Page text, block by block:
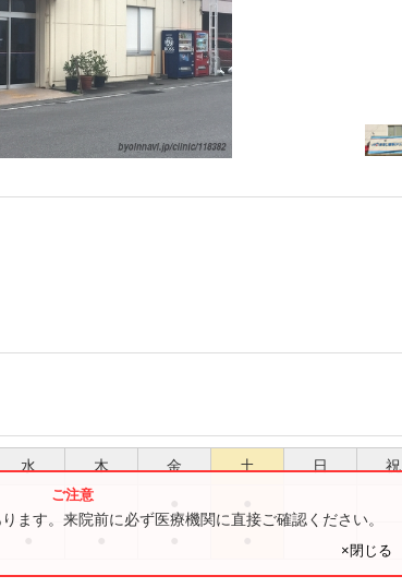
水 木 金 土 日 祝
ます。来院前に必ず医療機関に直接ご確認ください。
×閉じる